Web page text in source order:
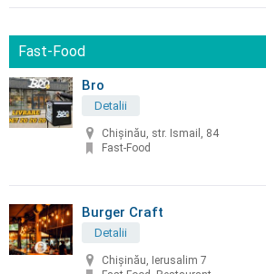
Fast-Food
Bro
Detalii
Chișinău, str. Ismail, 84
Fast-Food
Burger Craft
Detalii
Chișinău, Ierusalim 7